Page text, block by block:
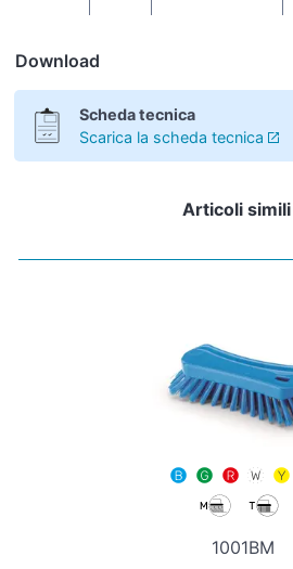
Download
Scheda tecnica
Scarica la scheda tecnica
Articoli simili
1001BM